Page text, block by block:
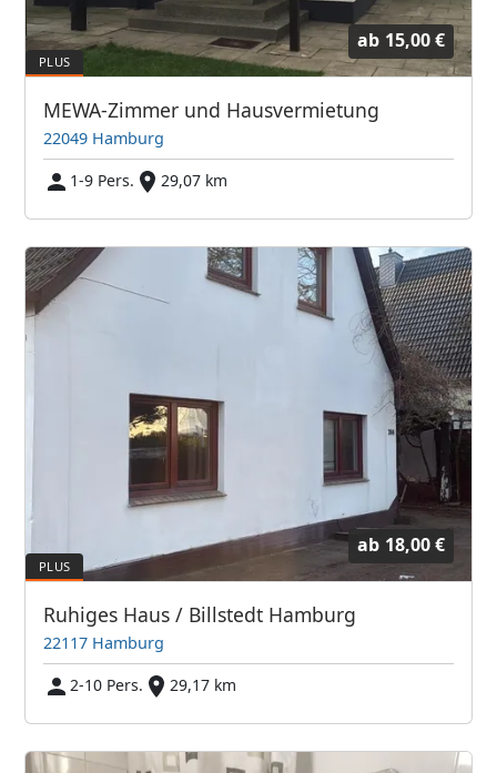
ab 15,00 €
MEWA-Zimmer und Hausvermietung
22049 Hamburg
1-9 Pers.
29,07 km
ab 18,00 €
Ruhiges Haus / Billstedt Hamburg
22117 Hamburg
2-10 Pers.
29,17 km